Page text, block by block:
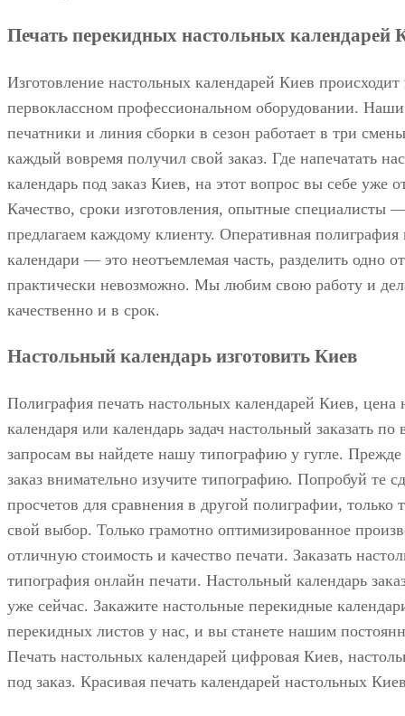
Печать перекидных настольных календарей
Изготовление настольных календарей Киев происходит
первоклассном профессиональном оборудовании.
печатники и линия сборки в сезон работает в три
каждый вовремя получил свой заказ. Где напечатать
календарь под заказ Киев, на этот вопрос вы себе уже
Качество, сроки изготовления, опытные специалисты
предлагаем каждому клиенту. Оперативная полиграфия
календари — это неотъемлемая часть, разделить одно
практически невозможно. Мы любим свою работу и
качественно и в срок.
Настольный календарь изготовить Киев
Полиграфия печать настольных календарей Киев, цена
календаря или календарь задач настольный заказать по
запросам вы найдете нашу типографию у гугле. Прежде
заказ внимательно изучите типографию. Попробуй те
просчетов для сравнения в другой полиграфии, только
свой выбор. Только грамотно оптимизированное
отличную стоимость и качество печати. Заказать
типография онлайн печати. Настольный календарь
уже сейчас. Закажите настольные перекидные
перекидных листов у нас, и вы станете нашим
Печать настольных календарей цифровая Киев,
под заказ. Красивая печать календарей настольных